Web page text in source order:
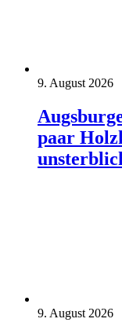
9. August 2026
paar
9. August 2026